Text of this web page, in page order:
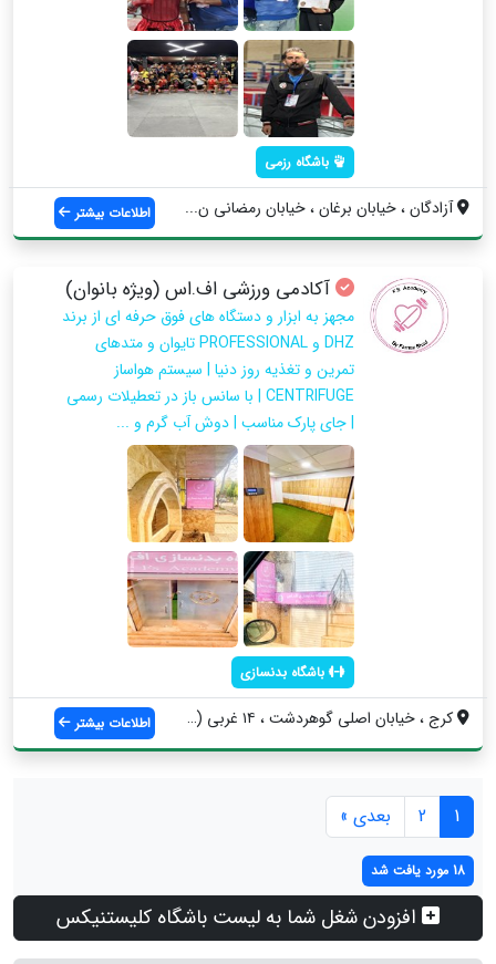
باشگاه رزمی
آزادگان ، خیابان برغان ، خیابان رمضانی ن... اطلاعات بیشتر
آکادمی ورزشی اف.اس (ویژه بانوان)
مجهز به ابزار و دستگاه های فوق حرفه ای از برند
DHZ و PROFESSIONAL تایوان و متدهای
تمرین و تغذیه روز دنیا | سیستم هواساز
CENTRIFUGE | با سانس باز در تعطیلات رسمی
| جای پارک مناسب | دوش آب گرم و ...
باشگاه بدنسازی
کرج ، خیابان اصلی گوهردشت ، ۱۴ غربی (فاز... اطلاعات بیشتر
1
2 بعدی »
18 مورد یافت شد
افزودن شغل شما به لیست باشگاه کلیستنیکس